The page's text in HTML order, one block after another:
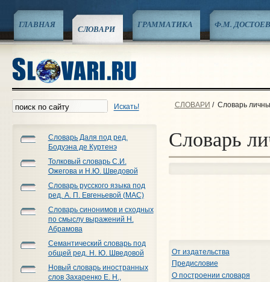
ГЛАВНАЯ СЛОВАРИ ГРАММАТИКА Ф.М.
Искать!
Словарь Даля под ред.
Бодуэна де Куртенэ
Толковый словарь С.И.
Ожегова и Н.Ю. Шведовой
Словарь русского языка под
ред. А. П. Евгеньевой (МАС)
Словарь синонимов и сходных
по смыслу выражений Н.
Абрамова
Семантический словарь под
общей ред. Н. Ю. Шведовой
Новый словарь иностранных
слов Захаренко Е. Н.,
СЛОВАРИ / Словарь
Словарь
От издательства
Предисловие
О построении словаря